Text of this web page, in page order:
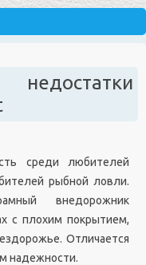
среди любителей
рыбной ловли.
внедорожник
с плохим покрытием,
Отличается
надежности.